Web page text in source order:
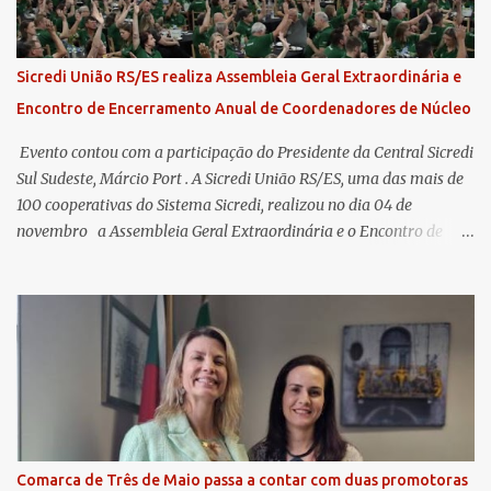
Sicredi União RS/ES realiza Assembleia Geral Extraordinária e
Encontro de Encerramento Anual de Coordenadores de Núcleo
​ Evento contou com a participação do Presidente da Central Sicredi
Sul Sudeste, Márcio Port . A Sicredi União RS/ES, uma das mais de
100 cooperativas do Sistema Sicredi, realizou no dia 04 de
novembro a Assembleia Geral Extraordinária e o Encontro de
futuro. O evento ocorreu presencialmente em Santa Rosa/RS com
transmissão simultânea para os coordenadores capixabas, que
estavam reunidos em Cachoeiro de Itapemirim / ES. Durante a
Assembleia Geral Extraordinária, foram debatidas e aprovadas
pautas estratégicas, como a atualização da Política de
Remuneração dos Administradores Estatutários e do regulamento
do Fundo Social, reforçando o compromisso da cooperativa com a
Comarca de Três de Maio passa a contar com duas promotoras